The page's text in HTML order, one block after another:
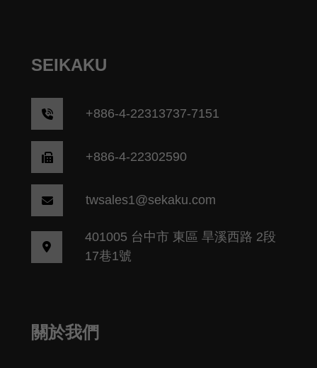
SEIKAKU
+886-4-22313737-7151
+886-4-22302590
twsales1@sekaku.com
401005 台中市 東區 旱溪西路 2段
17巷1號
關於我們